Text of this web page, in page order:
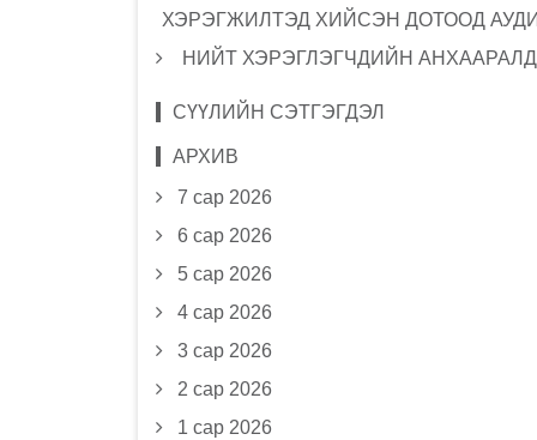
ХЭРЭГЖИЛТЭД ХИЙСЭН ДОТООД
НИЙТ ХЭРЭГЛЭГЧДИЙН АНХААРАЛД
СҮҮЛИЙН СЭТГЭГДЭЛ
АРХИВ
7 сар 2026
6 сар 2026
5 сар 2026
4 сар 2026
3 сар 2026
2 сар 2026
1 сар 2026